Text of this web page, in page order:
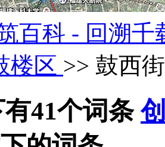
百科 - 回溯
楼区 >> 鼓西
41个词条